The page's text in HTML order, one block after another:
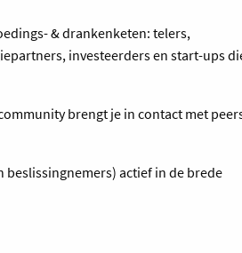
& drankenketen: telers,
investeerders en start-ups
brengt je in contact met
beslissingnemers) actief in de brede